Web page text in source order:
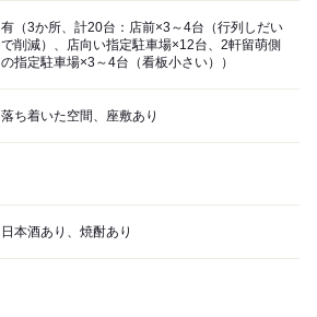
有（3か所、計20台：店前×3～4台（行列しだい
で削減）、店向い指定駐車場×12台、2軒留萌側
の指定駐車場×3～4台（看板小さい））
落ち着いた空間、座敷あり
日本酒あり、焼酎あり